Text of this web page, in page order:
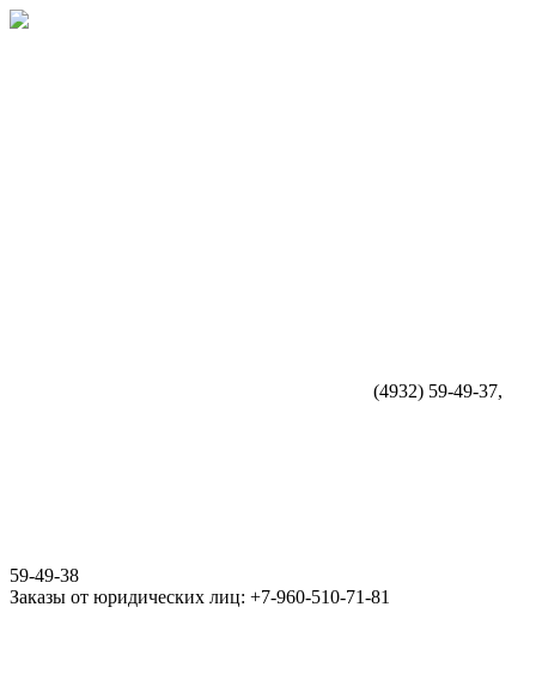
(4932) 59-49-37,
59-49-38
Заказы от юридических лиц: +7-960-510-71-81